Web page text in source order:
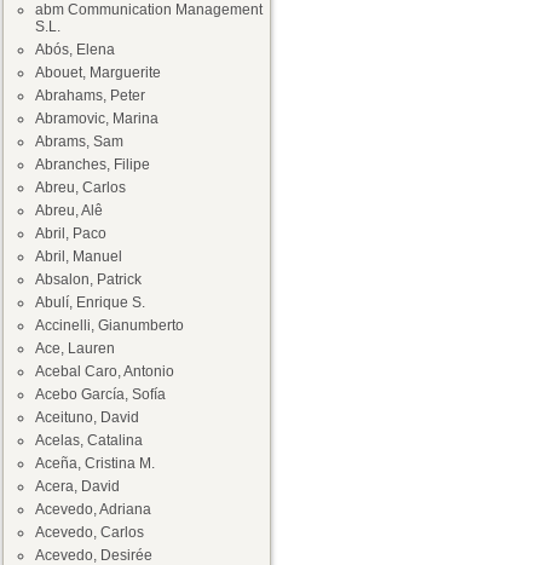
abm Communication Management
S.L.
Abós, Elena
Abouet, Marguerite
Abrahams, Peter
Abramovic, Marina
Abrams, Sam
Abranches, Filipe
Abreu, Carlos
Abreu, Alê
Abril, Paco
Abril, Manuel
Absalon, Patrick
Abulí, Enrique S.
Accinelli, Gianumberto
Ace, Lauren
Acebal Caro, Antonio
Acebo García, Sofía
Aceituno, David
Acelas, Catalina
Aceña, Cristina M.
Acera, David
Acevedo, Adriana
Acevedo, Carlos
Acevedo, Desirée